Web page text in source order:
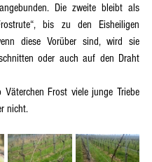
Die zweite bleibt als
bis zu den Eisheiligen
diese Vorüber sind, wird sie
oder auch auf den Draht
Väterchen Frost viele junge Triebe
nicht.